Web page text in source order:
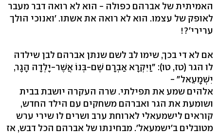
האמיתית של אברהם כפולה - הוא לא רואה דבר מעבר
לאופק של עצמו. הוא לא רואה את אשתו. 'ואנוכי הולך
ערירי'?!
אם לא די בכך, שימו לב לשם שנתן אברהם לבן שילדה
לו הגר (טז, טו): "וַיִּקְרָא אַבְרָם שֶׁם-בְּנוֹ אֲשֶׁר-יָלְדָה הָגָר,
יִשְׁמָעֵאל" -
אלהים שמע את תפילתי. שרה העקרה יושבת בבית
ושומעת את הגר ואברהם משחקים עם הילד החדש,
קוראים לישמעאלי לארוחת ערב ושרים לו שירי ערש
מטובלים ב'ישמעאל'. מבחינתו של אברהם הכל דבש, אז